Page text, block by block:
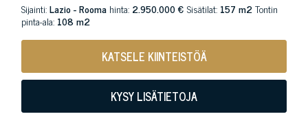
Sijainti:Lazio - Rooma hinta: 2.950.000 € Sisätilat: 157 m2Tontin
pinta-ala: 108 m2
KATSELE KIINTEISTÖÄ
KYSY LISÄTIETOJA